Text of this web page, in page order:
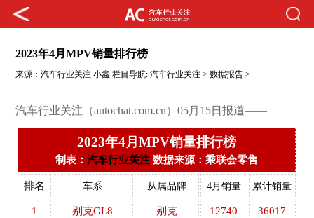
2023年4月MPV销量排行榜
来源：汽车行业关注 小鑫 栏目导航:汽车行业关注 >数据报告 >
汽车行业关注（autochat.com.cn）05月15日报道——
2023年4月MPV销量排行榜
制表： 汽车行业关注数据来源：乘联会零售
排名 车系 从属品牌 4月销量 累计销量
1 别克GL8 别克 12740 36017